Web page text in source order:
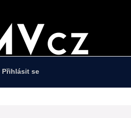
Přihlásit se